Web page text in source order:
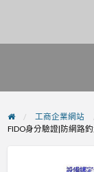
工商企業網站
FIDO身分驗證|防網路